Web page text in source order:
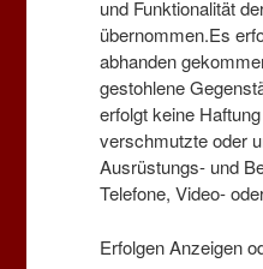
und Funktionalität
übernommen.Es
abhanden
gestohlene
erfolgt keine
verschmutzte oder
Ausrüstungs- und
Telefone, Video-
Erfolgen Anzeigen